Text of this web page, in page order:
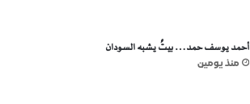
أحمد يوسف حمد… بيتٌ يشبه السودان
منذ يومين